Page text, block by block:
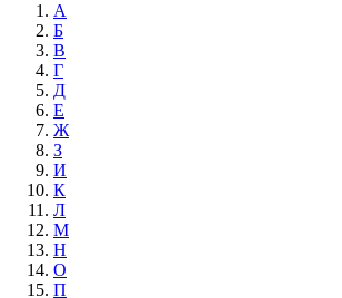
А
Б
В
Г
Д
Е
Ж
З
И
К
Л
М
Н
О
П